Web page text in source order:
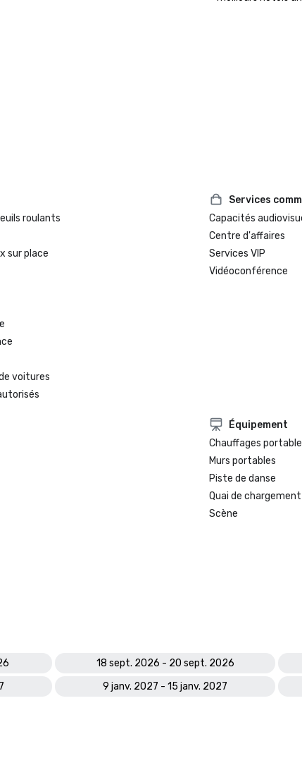
roulants
sur place
voitures
Services
Capacités
Centre d'affaires
Services VIP
Vidéoconférence
Équipement
Chauffages
Murs portables
Piste de danse
Quai de chargement
Scène
18 sept. 2026 - 20 sept. 2026
9 janv. 2027 - 15 janv. 2027